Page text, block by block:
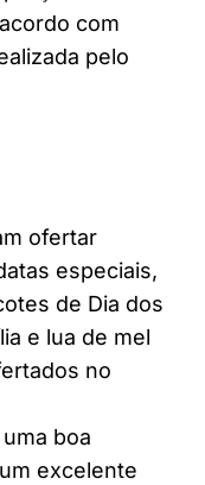
com
pelo
ofertar
especiais,
de Dia dos
e lua de mel
no
boa
excelente